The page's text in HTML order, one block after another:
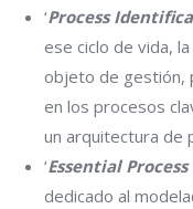
‘Process
ese ciclo de vida,
objeto de gestión,
en los procesos
un arquitectura de
‘Essential
dedicado al